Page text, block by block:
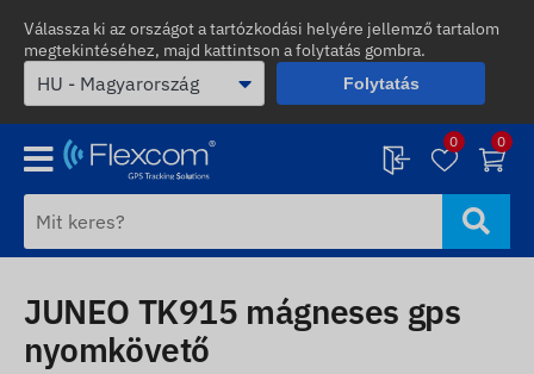
Válassza ki az országot a tartózkodási helyére jellemző tartalom
megtekintéséhez, majd kattintson a folytatás gombra.
Folytatás
0 0
JUNEO TK915 mágneses gps
nyomkövető